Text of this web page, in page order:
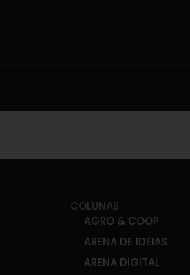
COLUNAS
AGRO & COOP
ARENA DE IDEIAS
ARENA DIGITAL